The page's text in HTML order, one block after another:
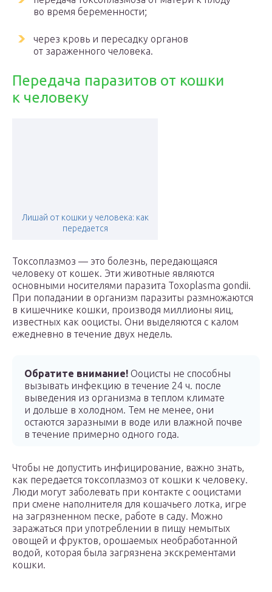
во время беременности;
через кровь и пересадку органов
от зараженного человека.
Передача паразитов от кошки
к человеку
Лишай от кошки у человека: как
передается
Токсоплазмоз — это болезнь, передающаяся
человеку от кошек. Эти животные являются
основными носителями паразита Toxoplasma gondii.
При попадании в организм паразиты размножаются
в кишечнике кошки, производя миллионы яиц,
известных как ооцисты. Они выделяются с калом
ежедневно в течение двух недель.
Обратите внимание! Ооцисты не способны
вызывать инфекцию в течение 24 ч. после
выведения из организма в теплом климате
и дольше в холодном. Тем не менее, они
остаются заразными в воде или влажной почве
в течение примерно одного года.
Чтобы не допустить инфицирование, важно знать,
как передается токсоплазмоз от кошки к человеку.
Люди могут заболевать при контакте с ооцистами
при смене наполнителя для кошачьего лотка, игре
на загрязненном песке, работе в саду. Можно
заражаться при употреблении в пищу немытых
овощей и фруктов, орошаемых необработанной
водой, которая была загрязнена экскрементами
кошки.